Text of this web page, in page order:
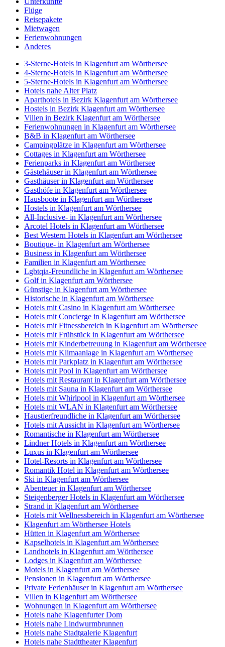
Flüge
Reisepakete
Mietwagen
Ferienwohnungen
Anderes
3-Sterne-Hotels in Klagenfurt am Wörthersee
4-Sterne-Hotels in Klagenfurt am Wörthersee
5-Sterne-Hotels in Klagenfurt am Wörthersee
Hotels nahe Alter Platz
Aparthotels in Bezirk Klagenfurt am Wörthersee
Hostels in Bezirk Klagenfurt am Wörthersee
Villen in Bezirk Klagenfurt am Wörthersee
Ferienwohnungen in Klagenfurt am Wörthersee
B&B in Klagenfurt am Wörthersee
Campingplätze in Klagenfurt am Wörthersee
Cottages in Klagenfurt am Wörthersee
Ferienparks in Klagenfurt am Wörthersee
Gästehäuser in Klagenfurt am Wörthersee
Gasthäuser in Klagenfurt am Wörthersee
Gasthöfe in Klagenfurt am Wörthersee
Hausboote in Klagenfurt am Wörthersee
Hostels in Klagenfurt am Wörthersee
All-Inclusive- in Klagenfurt am Wörthersee
Arcotel Hotels in Klagenfurt am Wörthersee
Best Western Hotels in Klagenfurt am Wörthersee
Boutique- in Klagenfurt am Wörthersee
Business in Klagenfurt am Wörthersee
Familien in Klagenfurt am Wörthersee
Lgbtqia-Freundliche in Klagenfurt am Wörthersee
Golf in Klagenfurt am Wörthersee
Günstige in Klagenfurt am Wörthersee
Historische in Klagenfurt am Wörthersee
Hotels mit Casino in Klagenfurt am Wörthersee
Hotels mit Concierge in Klagenfurt am Wörthersee
Hotels mit Fitnessbereich in Klagenfurt am Wörthersee
Hotels mit Frühstück in Klagenfurt am Wörthersee
Hotels mit Kinderbetreuung in Klagenfurt am Wörthersee
Hotels mit Klimaanlage in Klagenfurt am Wörthersee
Hotels mit Parkplatz in Klagenfurt am Wörthersee
Hotels mit Pool in Klagenfurt am Wörthersee
Hotels mit Restaurant in Klagenfurt am Wörthersee
Hotels mit Sauna in Klagenfurt am Wörthersee
Hotels mit Whirlpool in Klagenfurt am Wörthersee
Hotels mit WLAN in Klagenfurt am Wörthersee
Haustierfreundliche in Klagenfurt am Wörthersee
Hotels mit Aussicht in Klagenfurt am Wörthersee
Romantische in Klagenfurt am Wörthersee
Lindner Hotels in Klagenfurt am Wörthersee
Luxus in Klagenfurt am Wörthersee
Hotel-Resorts in Klagenfurt am Wörthersee
Romantik Hotel in Klagenfurt am Wörthersee
Ski in Klagenfurt am Wörthersee
Abenteuer in Klagenfurt am Wörthersee
Steigenberger Hotels in Klagenfurt am Wörthersee
Strand in Klagenfurt am Wörthersee
Hotels mit Wellnessbereich in Klagenfurt am Wörthersee
Klagenfurt am Wörthersee Hotels
Hütten in Klagenfurt am Wörthersee
Kapselhotels in Klagenfurt am Wörthersee
Landhotels in Klagenfurt am Wörthersee
Lodges in Klagenfurt am Wörthersee
Motels in Klagenfurt am Wörthersee
Pensionen in Klagenfurt am Wörthersee
Private Ferienhäuser in Klagenfurt am Wörthersee
Villen in Klagenfurt am Wörthersee
Wohnungen in Klagenfurt am Wörthersee
Hotels nahe Klagenfurter Dom
Hotels nahe Lindwurmbrunnen
Hotels nahe Stadtgalerie Klagenfurt
Hotels nahe Stadttheater Klagenfurt